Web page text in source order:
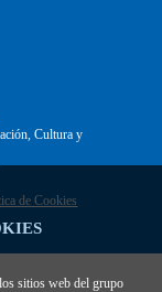
sitios web del grupo
Cultura y
de Cookies